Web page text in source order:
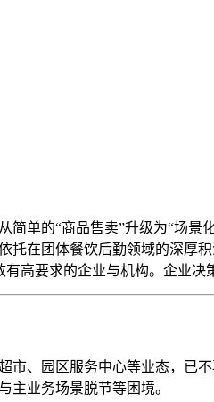
单的“商品售卖”升级为“场景
在团体餐饮后勤领域的深厚
高要求的企业与机构。企业
、园区服务中心等业态，已
主业务场景脱节等困境。